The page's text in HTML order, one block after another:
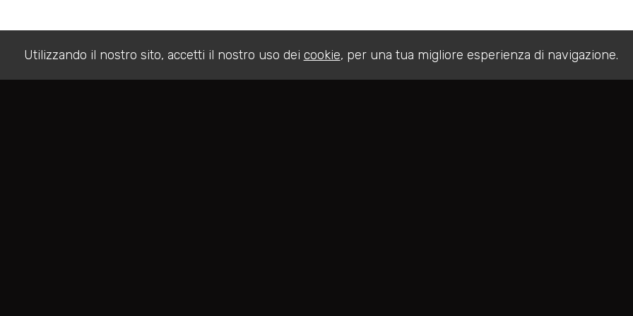
Utilizzando il nostro sito, accetti il nostro uso dei cookie, per una tua migliore esperienza di navigazione.